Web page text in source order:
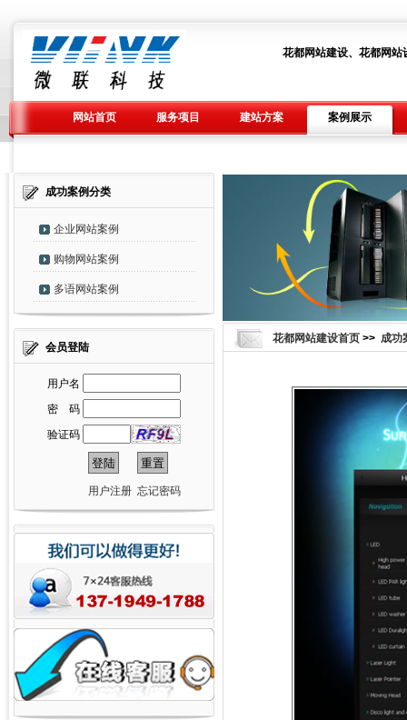
花都网站建设、花都网
网站首页 服务项目 建站方案 案例展示
成功案例分类
企业网站案例
购物网站案例
多语网站案例
会员登陆
用户名
密 码
验证码
用户注册 忘记密码
花都网站建设首页 >> 成功